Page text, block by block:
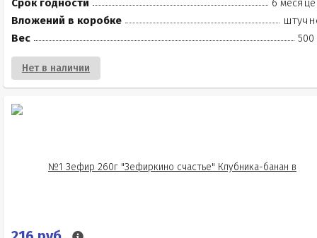
Срок годности
6
Вложений в коробке
Вес
500
Нет в наличии